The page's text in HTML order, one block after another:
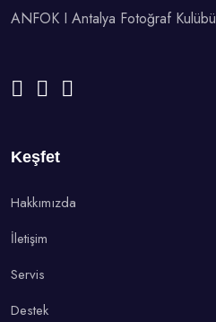
ANFOK I Antalya Fotoğraf Kulübü
Keşfet
Hakkımızda
İletişim
Servis
Destek